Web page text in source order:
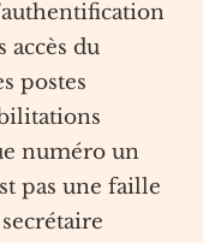
accès du
postes
numéro un
pas une faille